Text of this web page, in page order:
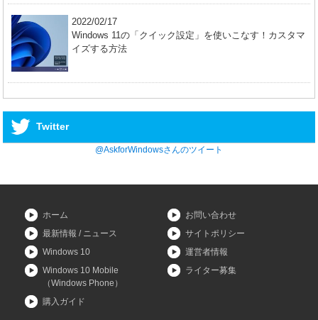
2022/02/17
Windows 11の「クイック設定」を使いこなす！カスタマ
イズする方法
Twitter
@AskforWindowsさんのツイート
ホーム
最新情報 / ニュース
Windows 10
Windows 10 Mobile
（Windows Phone）
購入ガイド
お問い合わせ
サイトポリシー
運営者情報
ライター募集